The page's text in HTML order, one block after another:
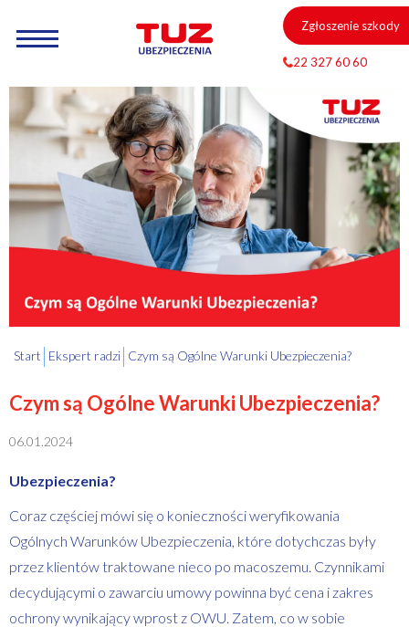
Zgłoszenie szkody
22 327 60 60
Start Ekspert radzi Czym są Ogólne Warunki Ubezpieczenia?
Czym są Ogólne Warunki Ubezpieczenia?
06.01.2024
Ubezpieczenia?
Coraz częściej mówi się o konieczności weryfikowania
Ogólnych Warunków Ubezpieczenia, które dotychczas były
przez klientów traktowane nieco po macoszemu. Czynnikami
decydującymi o zawarciu umowy powinna być cena i zakres
ochrony wynikający wprost z OWU. Zatem, co w sobie